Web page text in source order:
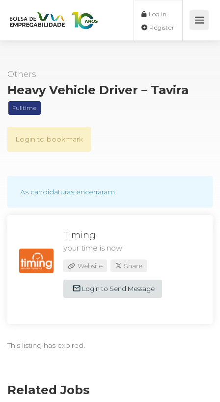
Log In
Others
Heavy Vehicle Driver – Tavira
Fulltime
Login to bookmark
As candidaturas encerraram.
Timing
your time is now
Website Share
Login to Send Message
This listing has expired.
Related Jobs